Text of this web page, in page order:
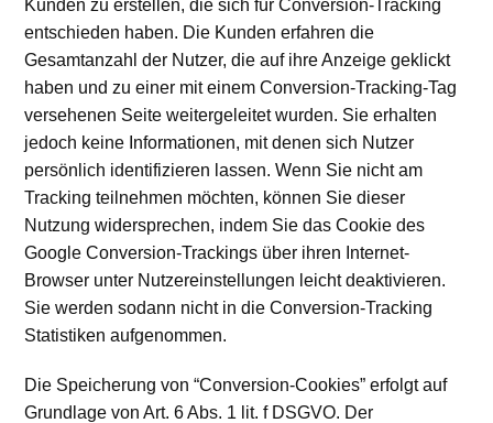
Kunden zu erstellen, die sich für Conversion-Tracking
entschieden haben. Die Kunden erfahren die
Gesamtanzahl der Nutzer, die auf ihre Anzeige geklickt
haben und zu einer mit einem Conversion-Tracking-Tag
versehenen Seite weitergeleitet wurden. Sie erhalten
jedoch keine Informationen, mit denen sich Nutzer
persönlich identifizieren lassen. Wenn Sie nicht am
Tracking teilnehmen möchten, können Sie dieser
Nutzung widersprechen, indem Sie das Cookie des
Google Conversion-Trackings über ihren Internet-
Browser unter Nutzereinstellungen leicht deaktivieren.
Sie werden sodann nicht in die Conversion-Tracking
Statistiken aufgenommen.
Die Speicherung von “Conversion-Cookies” erfolgt auf
Grundlage von Art. 6 Abs. 1 lit. f DSGVO. Der